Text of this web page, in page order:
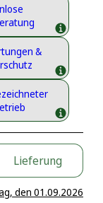
&
Lieferung
den 01.09.2026